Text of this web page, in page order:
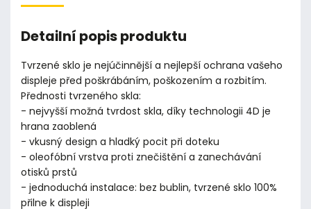
Detailní popis produktu
Tvrzené sklo je nejúčinnější a nejlepší ochrana vašeho
displeje před poškrábáním, poškozením a rozbitím.
Přednosti tvrzeného skla:
- nejvyšší možná tvrdost skla, díky technologii 4D je
hrana zaoblená
- vkusný design a hladký pocit při doteku
- oleofóbní vrstva proti znečištění a zanechávání
otisků prstů
- jednoduchá instalace: bez bublin, tvrzené sklo 100%
přilne k displeji